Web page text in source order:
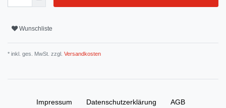
Wunschliste
* inkl. ges. MwSt. zzgl. Versandkosten
Impressum Daten­schutz­erklärung AGB